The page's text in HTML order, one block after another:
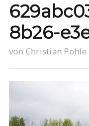
8b26-
von Christian Pohle